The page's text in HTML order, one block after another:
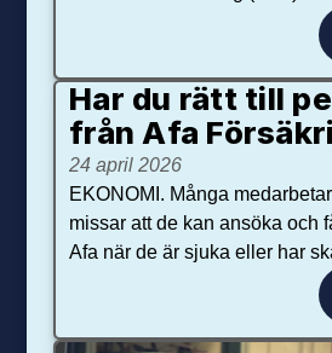
Har du rätt till
från Afa
24 april 2026
EKONOMI. Många
missar att de kan ansöka och
Afa när de är sjuka eller har